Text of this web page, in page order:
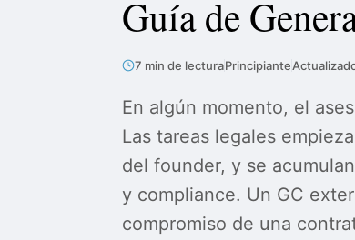
Guía de
7 min de lecturaPrincipiante
En algún momento, el
Las tareas legales
del founder, y se
y compliance. Un GC
compromiso de una